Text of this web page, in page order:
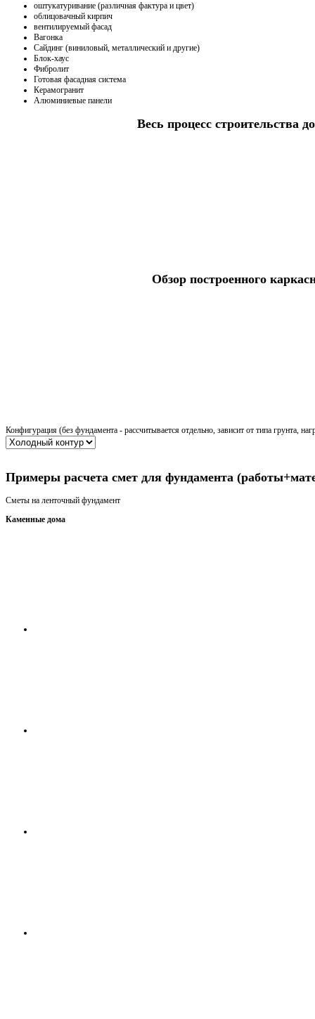
оштукатуривание (различная фактура и цвет)
облицовачный кирпич
вентилируемый фасад
Вагонка
Сайдинг (виниловый, металлический и другие)
Блок-хаус
Фибролит
Готовая фасадная система
Керамогранит
Алюминиевые панели
Весь процесс строительства
Обзор построенного
Конфигурация (без фундамента - рассчитывается отдельно, зависит от типа грунта,
Примеры расчета смет для фундамента
Сметы на ленточный фундамент
Каменные дома